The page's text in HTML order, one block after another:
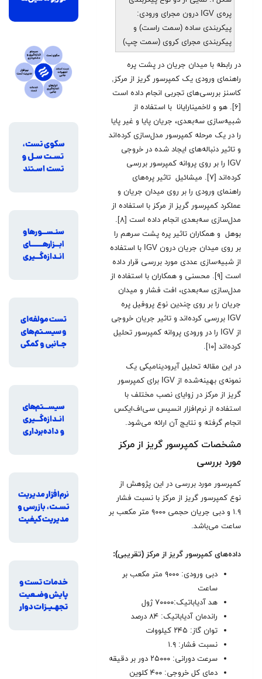
پره‌ی IGV درون مجرای ورودی:
پیکربندی ساده (سمت راست) و
پیکربندی مجرای کروی (سمت چپ)
در رابطه با میدان جریان در پشت پره
راهنمای ورودی یک کمپرسور گریز از مرکز,
کاسنز بررسی‌های تجربی انجام داده است
[۶]. هو و لاخمینارایانا با استفاده از
شبیه‌سازی سه‌بعدی، جریان پایا و غیر پایا
را در یک مرحله کمپرسور مدل‌سازی کرده‌اند
و تاثیر دنباله‌های ایجاد شده در خروجی
IGV را بر روی پروانه کمپرسور بررسی
کرده‌اند [۷]. میشائیل تاثیر پره‌های
راهنمای ورودی را بر روی میدان جریان و
عملکرد کمپرسور گریز از مرکز با استفاده از
مدل‌سازی سه‌بعدی انجام داده است [۸].
بوهل و همکاران تاثیر پره پشت سرهم را
بر روی میدان جریان درون IGV با استفاده
از شبیه‌سازی عددی مورد بررسی قرار داده
است [۹]
. محسنی و همکاران با استفاده از
مدل‌سازی سه‌بعدی، افت فشار و میدان
جریان را بر روی چندین نوع پروفیل پره
IGV بررسی کرده‌اند و تاثیر جریان خروجی
از IGV را در ورودی پروانه کمپرسور تحلیل
کرده‌اند [۱۰]
.
در این مقاله تحلیل آیرودینامیکی یک
نمونه‌ی بهینه‌شده از IGV برای کمپرسور
گریز از مرکز در زوایای نصب مختلف با
استفاده از نرم‌افزار انسیس سی‌اف‌ایکس
انجام گرفته و نتایج آن ارائه می‌شود.
مشخصات کمپرسور گریز از مرکز
مورد بررسی
کمپرسور مورد بررسی در این پژوهش از
نوع کمپرسور گریز از مرکز با نسبت فشار
۱.۹ و دبی جریان حجمی ۹۰۰۰ متر مکعب بر
ساعت می‌باشد.
داده‌های کمپرسور گریز از مرکز (تقریبی):
دبی ورودی: ۹۰۰۰ متر مکعب بر
ساعت
هد آدیاباتیک:۷۰۰۰۰ ژول
راندمان آدیاباتیک: ۸۴ درصد
توان گاز: ۲۴۵ کیلووات
نسبت فشار: ۱.۹
سرعت دورانی: ۲۵۰۰۰ دور بر دقیقه
دمای کل خروجی: ۴۰۰ کلوین